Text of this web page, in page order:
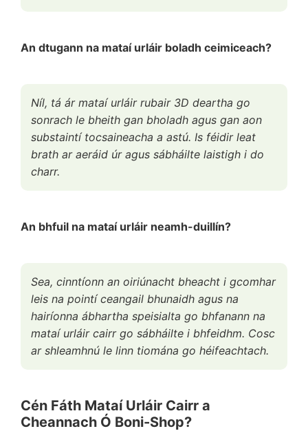
An dtugann na mataí urláir boladh ceimiceach?
Níl, tá ár mataí urláir rubair 3D deartha go
sonrach le bheith gan bholadh agus gan aon
substaintí tocsaineacha a astú. Is féidir leat
brath ar aeráid úr agus sábháilte laistigh i do
charr.
An bhfuil na mataí urláir neamh-duillín?
Sea, cinntíonn an oiriúnacht bheacht i gcomhar
leis na pointí ceangail bhunaidh agus na
hairíonna ábhartha speisialta go bhfanann na
mataí urláir cairr go sábháilte i bhfeidhm. Cosc
ar shleamhnú le linn tiomána go héifeachtach.
Cén Fáth Mataí Urláir Cairr a
Cheannach Ó Boni-Shop?